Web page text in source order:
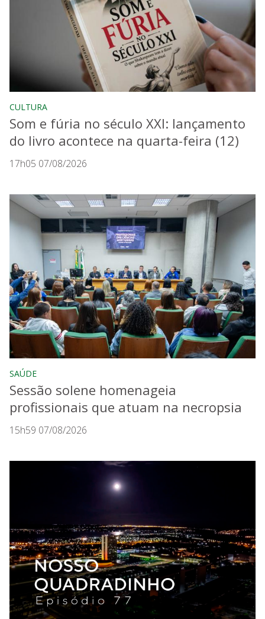
CULTURA
Som e fúria no século XXI: lançamento
do livro acontece na quarta-feira (12)
17h05 07/08/2026
SAÚDE
Sessão solene homenageia
profissionais que atuam na necropsia
15h59 07/08/2026